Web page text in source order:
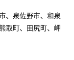
、泉佐野市、和泉
取町、田尻町、岬